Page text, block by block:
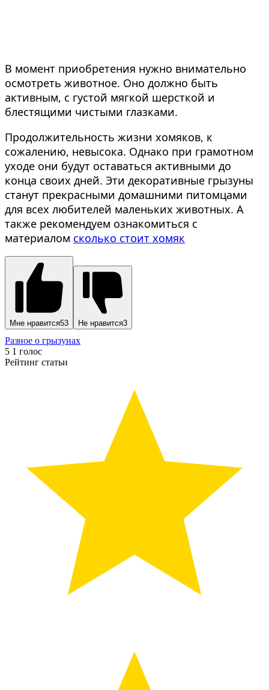
В момент приобретения нужно внимательно
осмотреть животное. Оно должно быть
активным, с густой мягкой шерсткой и
блестящими чистыми глазками.
Продолжительность жизни хомяков, к
сожалению, невысока. Однако при грамотном
уходе они будут оставаться активными до
конца своих дней. Эти декоративные грызуны
станут прекрасными домашними питомцами
для всех любителей маленьких животных. А
также рекомендуем ознакомиться с
материалом сколько стоит хомяк
Мне нравится53 Не нравится3
Разное о грызунах
5 1 голос
Рейтинг статьи